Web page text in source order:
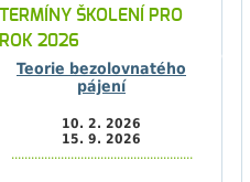
TERMÍNY ŠKOLENÍ PRO
ROK 2026
Teorie bezolovnatého
pájení
10. 2. 2026
15. 9. 2026
.......................................................